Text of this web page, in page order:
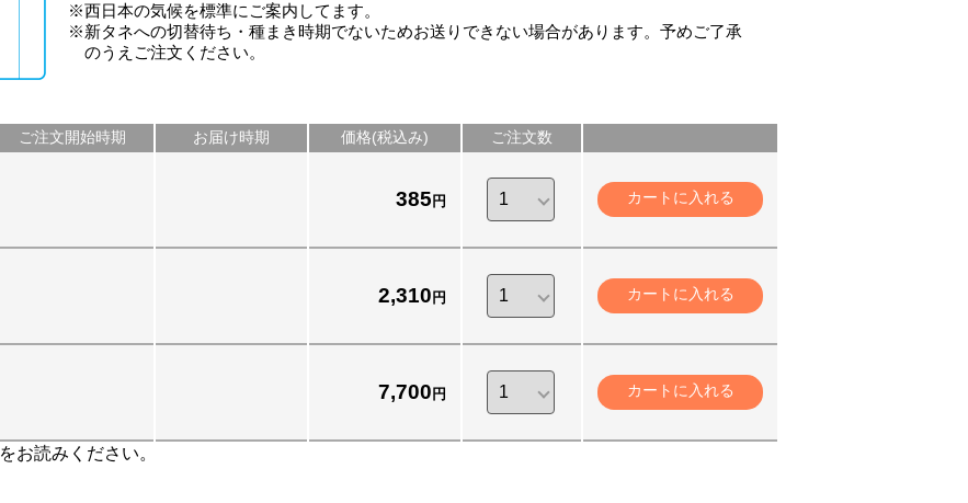
※西日本の気候を標準にご案内してます。
※新タネへの切替待ち・種まき時期でないためお送りできない場合があります。予めご了承
のうえご注文ください。
ご注文開始時期 お届け時期 価格(税込み) ご注文数
385円 カートに入れる
2,310円 カートに入れる
7,700円 カートに入れる
をお読みください。